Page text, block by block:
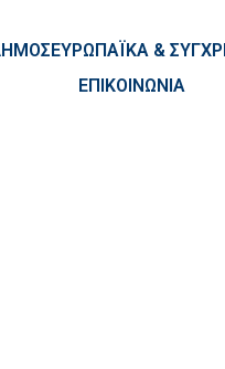
ΕΥΡΩΠΑΪΚΑ &
ΕΠΙΚΟΙΝΩΝΙΑ